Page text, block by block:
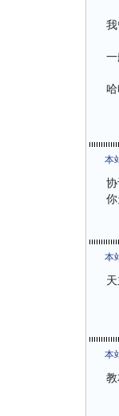
一
哈
本
本
本